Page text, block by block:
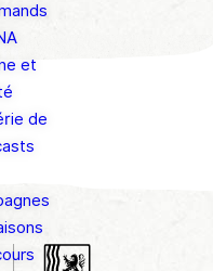
et
de